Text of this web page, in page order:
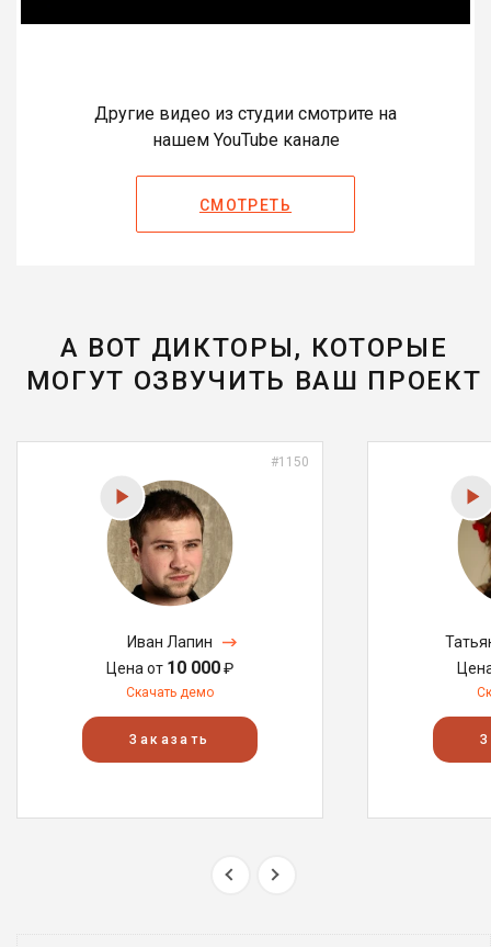
Другие видео из студии смотрите на
нашем YouTube канале
СМОТРЕТЬ
А ВОТ ДИКТОРЫ, КОТОРЫЕ
МОГУТ ОЗВУЧИТЬ ВАШ ПРОЕКТ
#1150
Иван Лапин
Цена от 10 000₽
Скачать демо
Заказать